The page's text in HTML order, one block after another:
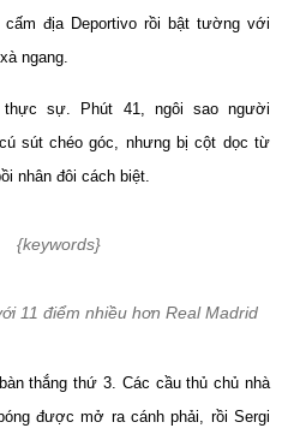
địa Deportivo rồi bật tường với
ngang.
sự. Phút 41, ngôi sao người
sút chéo góc, nhưng bị cột dọc từ
nhân đôi cách biệt.
11 điểm nhiều hơn Real Madrid
thắng thứ 3. Các cầu thủ chủ nhà
được mở ra cánh phải, rồi Sergi